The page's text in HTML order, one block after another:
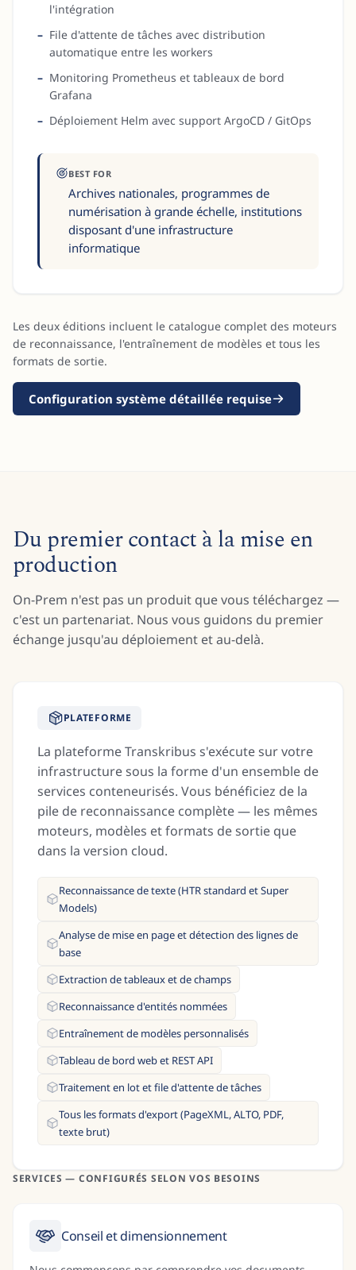
l'intégration
File d'attente de tâches avec distribution
automatique entre les workers
Monitoring Prometheus et tableaux de bord
Grafana
Déploiement Helm avec support ArgoCD / GitOps
BEST FOR
Archives nationales, programmes de
numérisation à grande échelle, institutions
disposant d'une infrastructure
informatique
Les deux éditions incluent le catalogue complet des moteurs
de reconnaissance, l'entraînement de modèles et tous les
formats de sortie.
Configuration système détaillée requise
Du premier contact à la mise en
production
On-Prem n'est pas un produit que vous téléchargez —
c'est un partenariat. Nous vous guidons du premier
échange jusqu'au déploiement et au-delà.
PLATEFORME
La plateforme Transkribus s'exécute sur votre
infrastructure sous la forme d'un ensemble de
services conteneurisés. Vous bénéficiez de la
pile de reconnaissance complète — les mêmes
moteurs, modèles et formats de sortie que
dans la version cloud.
Reconnaissance de texte (HTR standard et Super
Models)
Analyse de mise en page et détection des lignes de
base
Extraction de tableaux et de champs
Reconnaissance d'entités nommées
Entraînement de modèles personnalisés
Tableau de bord web et REST API
Traitement en lot et file d'attente de tâches
Tous les formats d'export (PageXML, ALTO, PDF,
texte brut)
SERVICES — CONFIGURÉS SELON VOS BESOINS
Conseil et dimensionnement